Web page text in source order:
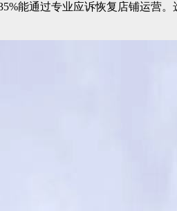
能通过专业应诉恢复店铺运营